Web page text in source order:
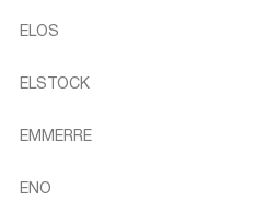
ELOS
ELSTOCK
EMMERRE
ENO